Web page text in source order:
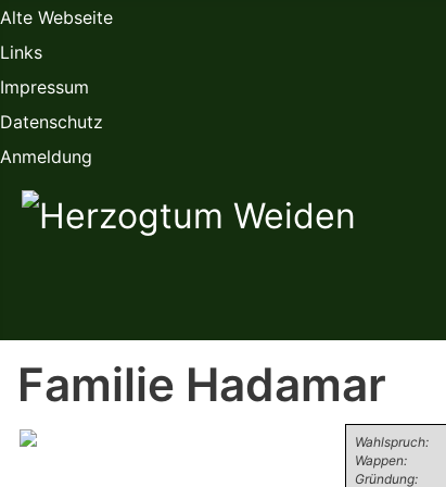
Alte Webseite
Links
Impressum
Datenschutz
Anmeldung
Familie Hadamar
Wahlspruch:
Wappen:
Gründung: